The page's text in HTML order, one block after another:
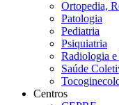
Ortopedia,
Patologia
Pediatria
Psiquiatria
Radiologia
Saúde
Centros